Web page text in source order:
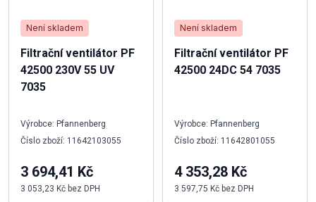
Není skladem
Filtrační ventilátor PF
42500 230V 55 UV
7035
Výrobce: Pfannenberg
Číslo zboží: 11642103055
3 694,41 Kč
3 053,23 Kč bez DPH
Není skladem
Filtrační ventilátor PF
42500 24DC 54 7035
Výrobce: Pfannenberg
Číslo zboží: 11642801055
4 353,28 Kč
3 597,75 Kč bez DPH